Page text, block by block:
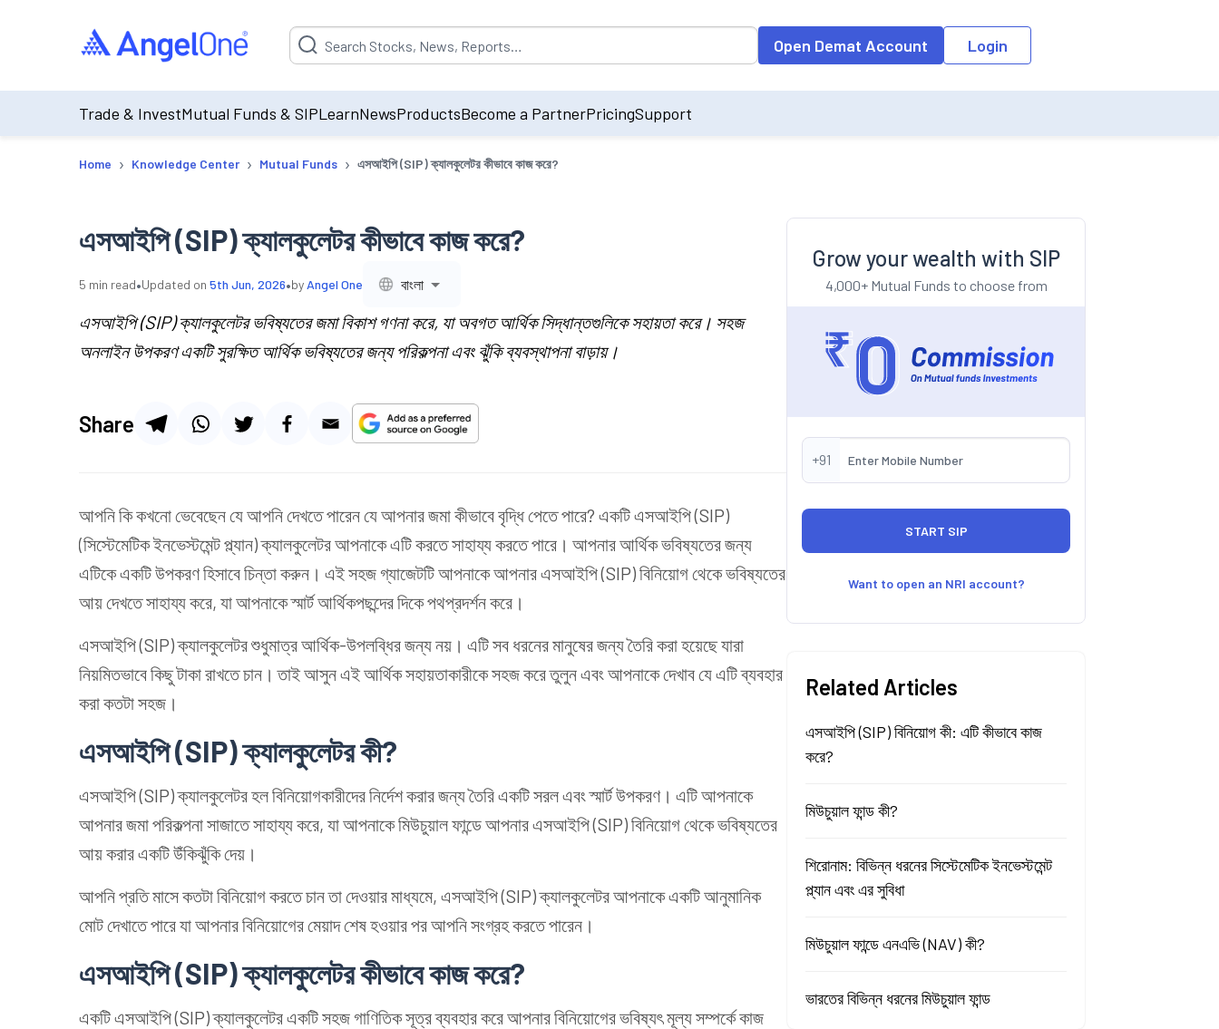
Suggestion will be populated by default on accessing the input field. On entering data into the input field, the suggestion list will be updated as per the
Open Demat Account Login
Trade & InvestMutual Funds & SIPLearnNewsProductsBecome a PartnerPricingSupport
Home › Knowledge Center › Mutual Funds › এসআইপি (SIP) ক্যালকুলেটর কীভাবে কাজ করে?
এসআইপি (SIP) ক্যালকুলেটর কীভাবে কাজ করে?
5 min read•Updated on 5th Jun, 2026•by Angel One বাংলা
এসআইপি (SIP) ক্যালকুলেটর ভবিষ্যতের জমা বিকাশ গণনা করে, যা অবগত আর্থিক সিদ্ধান্তগুলিকে সহায়তা করে। সহজ
অনলাইন উপকরণ একটি সুরক্ষিত আর্থিক ভবিষ্যতের জন্য পরিকল্পনা এবং ঝুঁকি ব্যবস্থাপনা বাড়ায়।
Share
আপনি কি কখনো ভেবেছেন যে আপনি দেখতে পারেন যে আপনার জমা কীভাবে বৃদ্ধি পেতে পারে? একটি এসআইপি (SIP)
(সিস্টেমেটিক ইনভেস্টমেন্ট প্ল্যান) ক্যালকুলেটর আপনাকে এটি করতে সাহায্য করতে পারে। আপনার আর্থিক ভবিষ্যতের জন্য
এটিকে একটি উপকরণ হিসাবে চিন্তা করুন। এই সহজ গ্যাজেটটি আপনাকে আপনার এসআইপি (SIP) বিনিয়োগ থেকে ভবিষ্যতের
আয় দেখতে সাহায্য করে, যা আপনাকে স্মার্ট আর্থিকপছন্দের দিকে পথপ্রদর্শন করে।
এসআইপি (SIP) ক্যালকুলেটর শুধুমাত্র আর্থিক-উপলব্ধির জন্য নয়। এটি সব ধরনের মানুষের জন্য তৈরি করা হয়েছে যারা
নিয়মিতভাবে কিছু টাকা রাখতে চান। তাই আসুন এই আর্থিক সহায়তাকারীকে সহজ করে তুলুন এবং আপনাকে দেখাব যে এটি ব্যবহার
করা কতটা সহজ।
এসআইপি (SIP) ক্যালকুলেটর কী?
এসআইপি (SIP) ক্যালকুলেটর হল বিনিয়োগকারীদের নির্দেশ করার জন্য তৈরি একটি সরল এবং স্মার্ট উপকরণ। এটি আপনাকে
আপনার জমা পরিকল্পনা সাজাতে সাহায্য করে, যা আপনাকে মিউচুয়াল ফান্ডে আপনার এসআইপি (SIP) বিনিয়োগ থেকে ভবিষ্যতের
আয় করার একটি উঁকিঝুঁকি দেয়।
আপনি প্রতি মাসে কতটা বিনিয়োগ করতে চান তা দেওয়ার মাধ্যমে, এসআইপি (SIP) ক্যালকুলেটর আপনাকে একটি আনুমানিক
মোট দেখাতে পারে যা আপনার বিনিয়োগের মেয়াদ শেষ হওয়ার পর আপনি সংগ্রহ করতে পারেন।
এসআইপি (SIP) ক্যালকুলেটর কীভাবে কাজ করে?
একটি এসআইপি (SIP) ক্যালকুলেটর একটি সহজ গাণিতিক সূত্র ব্যবহার করে আপনার বিনিয়োগের ভবিষ্যৎ মূল্য সম্পর্কে কাজ
Grow your wealth with SIP
4,000+ Mutual Funds to choose from
+91
Want to open an NRI account?
Related Articles
এসআইপি (SIP) বিনিয়োগ কী: এটি কীভাবে কাজ
করে?
মিউচুয়াল ফান্ড কী?
শিরোনাম: বিভিন্ন ধরনের সিস্টেমেটিক ইনভেস্টমেন্ট
প্ল্যান এবং এর সুবিধা
মিউচুয়াল ফান্ডে এনএভি (NAV) কী?
ভারতের বিভিন্ন ধরনের মিউচুয়াল ফান্ড